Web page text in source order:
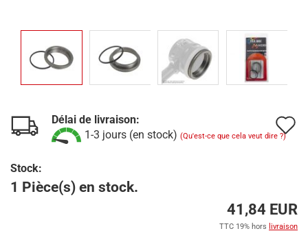
Délai de livraison:
1-3 jours (en stock) (Qu'est-ce que cela veut dire ?)
Stock:
1 Pièce(s) en stock.
41,84 EUR
TTC 19% hors livraison